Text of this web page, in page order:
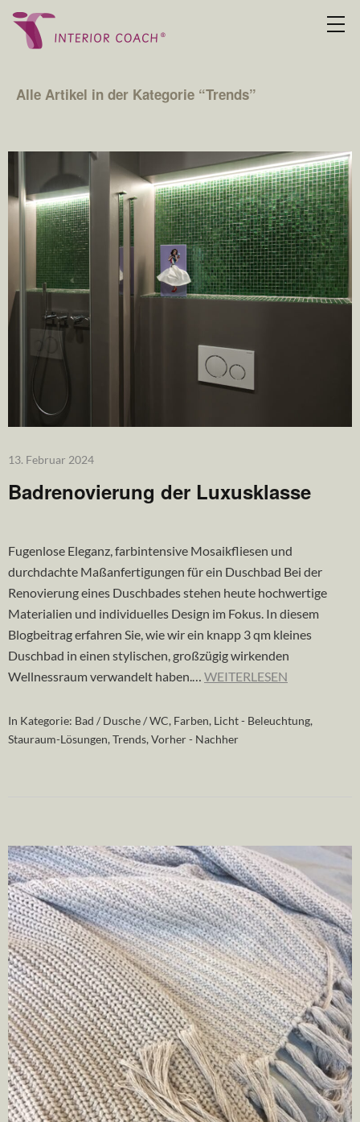
Alle Artikel in der Kategorie “Trends”
13. Februar 2024
Badrenovierung der Luxusklasse
Fugenlose Eleganz, farbintensive Mosaikfliesen und
durchdachte Maßanfertigungen für ein Duschbad Bei der
Renovierung eines Duschbades stehen heute hochwertige
Materialien und individuelles Design im Fokus. In diesem
Blogbeitrag erfahren Sie, wie wir ein knapp 3 qm kleines
Duschbad in einen stylischen, großzügig wirkenden
Wellnessraum verwandelt haben.… WEITERLESEN
In Kategorie: Bad / Dusche / WC, Farben, Licht - Beleuchtung,
Stauraum-Lösungen,Trends,Vorher - Nachher